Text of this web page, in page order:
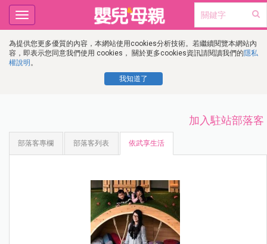
為提供您更多優質的內容，本網站使用cookies分析技術。若繼續閱覽本網站內
容，即表示您同意我們使用 cookies， 關於更多cookies資訊請閱讀我們的隱私
權說明 。
我知道了
Toggle
navigation
加入駐站部落客
部落客專欄 部落客列表 依武享生活